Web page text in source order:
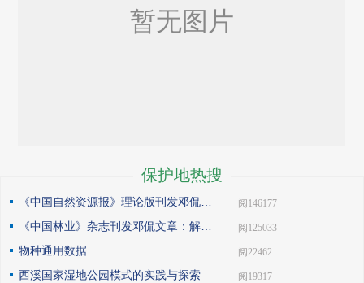
保护地热搜
| 阅146177
| 阅125033
物种通用数据 | 阅22462
西溪国家湿地公园模式的实践与探索 | 阅19317